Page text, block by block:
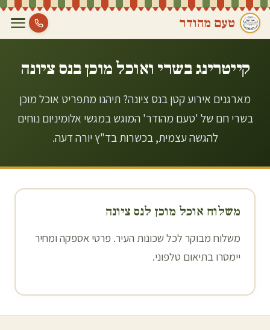
טעם מהודר
קייטרינג בשרי ואוכל מוכן בנס ציונה
מארגנים אירוע קטן בנס ציונה? תיהנו מתפריט אוכל מוכן
בשרי חם של 'טעם מהודר' המוגש במגשי אלומיניום נוחים
להגשה עצמית, בכשרות בד"ץ יורה דעה.
משלוח אוכל מוכן לנס ציונה
משלוח מבוקר לכל שכונות העיר. פרטי אספקה ומחיר
יימסרו בתיאום טלפוני.